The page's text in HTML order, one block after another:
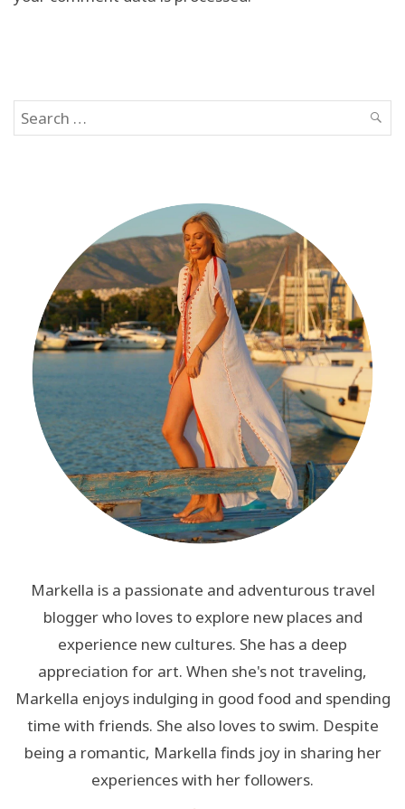
Search
for:
Markella is a passionate and adventurous travel
blogger who loves to explore new places and
experience new cultures. She has a deep
appreciation for art. When she's not traveling,
Markella enjoys indulging in good food and spending
time with friends. She also loves to swim. Despite
being a romantic, Markella finds joy in sharing her
experiences with her followers.